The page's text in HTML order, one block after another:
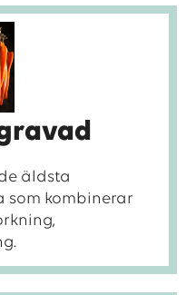
äldsta
som kombinerar